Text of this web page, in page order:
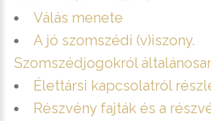
Válás menete
A jó szomszédi (v)iszony.
Szomszédjogokról
Élettársi kapcsolatról
Részvény fajták és a